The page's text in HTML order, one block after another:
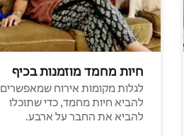
חיות מחמד מוזמנות בכיף
לגלות מקומות אירוח שמאפשרים
להביא חיות מחמד, כדי שתוכלו
להביא את החבר על ארבע.